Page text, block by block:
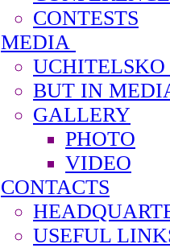
CONTESTS
MEDIA
BUT IN
GALLERY
PHOTO
VIDEO
CONTACTS
USEFUL